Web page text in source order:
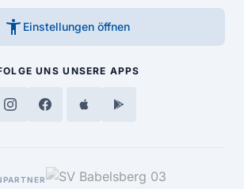
accessibility_new Einstellungen öffnen
UNS UNSERE APPS